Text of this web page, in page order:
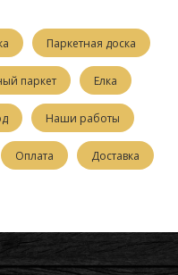
Паркетная доска
паркет Елка
Наши работы
Оплата Доставка